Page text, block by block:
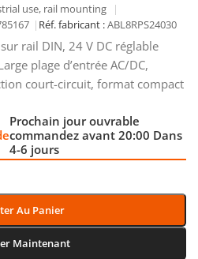
use, rail mounting
Réf. fabricant :ABL8RPS24030
rail DIN, 24 V DC réglable
plage d’entrée AC/DC,
court-circuit, format compact
Prochain jour ouvrable
commandez avant 20:00 Dans
4-6 jours
Au Panier
Maintenant